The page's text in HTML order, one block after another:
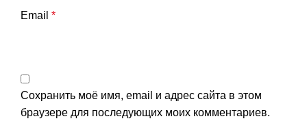
Email *
Сохранить моё имя, email и адрес сайта в этом
браузере для последующих моих комментариев.